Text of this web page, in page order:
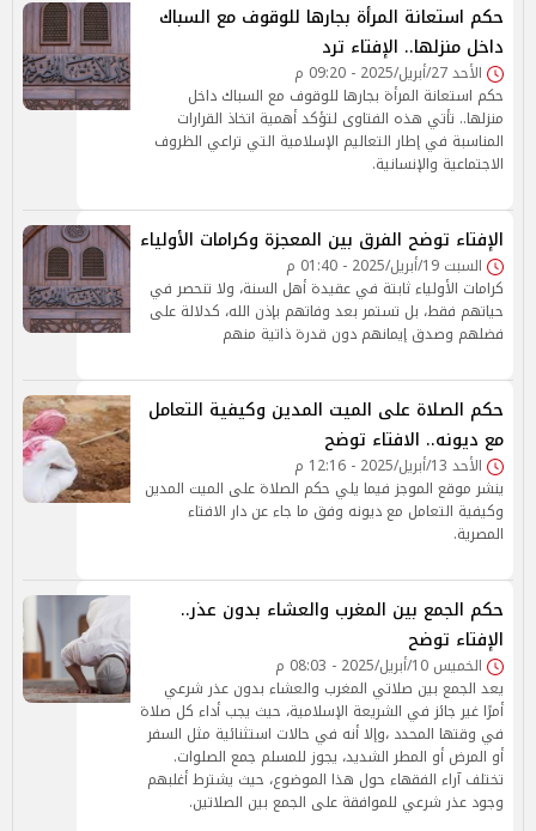
حكم استعانة المرأة بجارها للوقوف مع السباك
داخل منزلها.. الإفتاء ترد
الأحد 27/أبريل/2025 - 09:20 م
حكم استعانة المرأة بجارها للوقوف مع السباك داخل
منزلها.. تأتي هذه الفتاوى لتؤكد أهمية اتخاذ القرارات
المناسبة في إطار التعاليم الإسلامية التي تراعي الظروف
الاجتماعية والإنسانية.
الإفتاء توضح الفرق بين المعجزة وكرامات الأولياء
السبت 19/أبريل/2025 - 01:40 م
كرامات الأولياء ثابتة في عقيدة أهل السنة، ولا تنحصر في
حياتهم فقط، بل تستمر بعد وفاتهم بإذن الله، كدلالة على
فضلهم وصدق إيمانهم دون قدرة ذاتية منهم
حكم الصلاة على الميت المدين وكيفية التعامل
مع ديونه.. الافتاء توضح
الأحد 13/أبريل/2025 - 12:16 م
ينشر موقع الموجز فيما يلي حكم الصلاة على الميت المدين
وكيفية التعامل مع ديونه وفق ما جاء عن دار الافتاء
المصرية.
حكم الجمع بين المغرب والعشاء بدون عذر..
الإفتاء توضح
الخميس 10/أبريل/2025 - 08:03 م
يعد الجمع بين صلاتي المغرب والعشاء بدون عذر شرعي
أمرًا غير جائز في الشريعة الإسلامية، حيث يجب أداء كل صلاة
في وقتها المحدد ،وإلا أنه في حالات استثنائية مثل السفر
أو المرض أو المطر الشديد، يجوز للمسلم جمع الصلوات.
تختلف آراء الفقهاء حول هذا الموضوع، حيث يشترط أغلبهم
وجود عذر شرعي للموافقة على الجمع بين الصلاتين.